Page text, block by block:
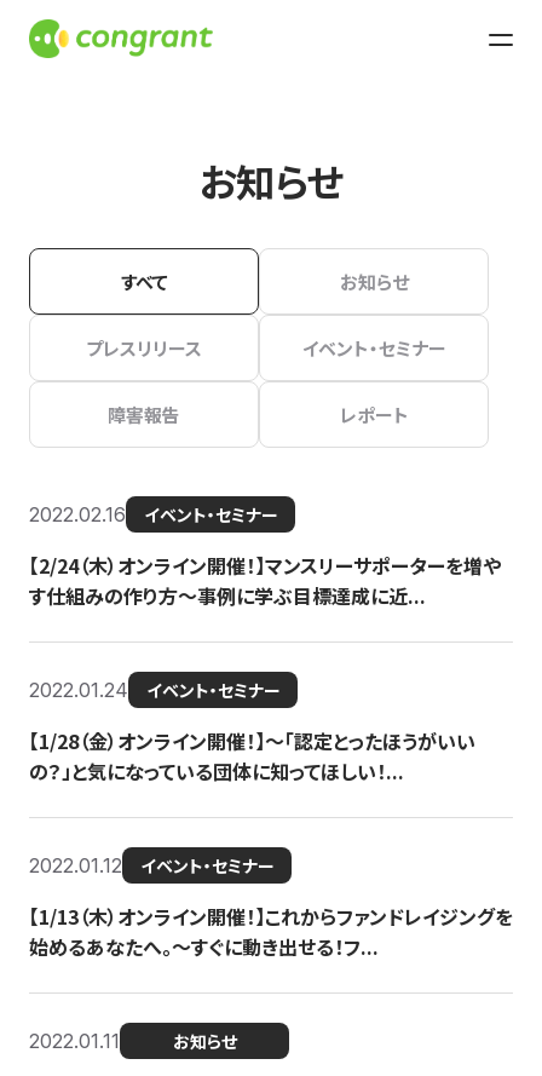
お知らせ
すべて お知らせ
プレスリリース イベント・セミナー
障害報告 レポート
2022.02.16 イベント・セミナー
【2/24（木）オンライン開催！】マンスリーサポーターを増や
す仕組みの作り方〜事例に学ぶ目標達成に近...
2022.01.24 イベント・セミナー
【1/28（金）オンライン開催！】〜「認定とったほうがいい
の？」と気になっている団体に知ってほしい！...
2022.01.12 イベント・セミナー
【1/13（木）オンライン開催！】これからファンドレイジングを
始めるあなたへ。〜すぐに動き出せる！フ...
2022.01.11 お知らせ